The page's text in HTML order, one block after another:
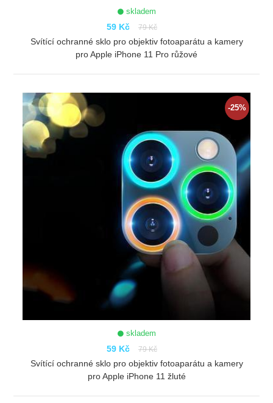
skladem
59 Kč 79 Kč
ZOBRAZIT
Svítící ochranné sklo pro objektiv fotoaparátu a kamery
pro Apple iPhone 11 Pro růžové
-25%
skladem
59 Kč 79 Kč
Svítící ochranné sklo pro objektiv fotoaparátu a kamery
pro Apple iPhone 11 žluté